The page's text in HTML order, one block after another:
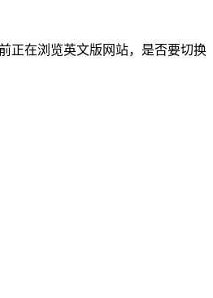
正在浏览英文版网站，是否要切换